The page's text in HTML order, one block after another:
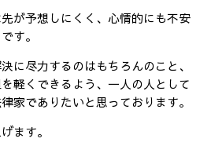
が予想しにくく、心情的にも不安
す。
に尽力するのはもちろんのこと、
軽くできるよう、一人の人として
家でありたいと思っております。
ます。